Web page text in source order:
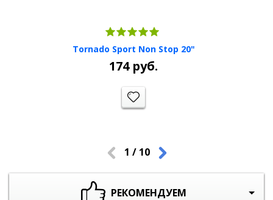
Tornado Sport Non Stop 20"
174руб.
Пред.
1 / 10
РЕКОМЕНДУЕМ